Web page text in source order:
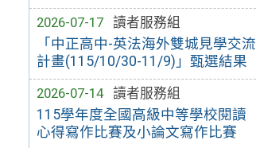
2026-07-17
讀者服務組
「中正高中-英法海外雙城見學交流
計畫(115/10/30-11/9)」甄選結果
2026-07-14
讀者服務組
115學年度全國高級中等學校閱讀
心得寫作比賽及小論文寫作比賽